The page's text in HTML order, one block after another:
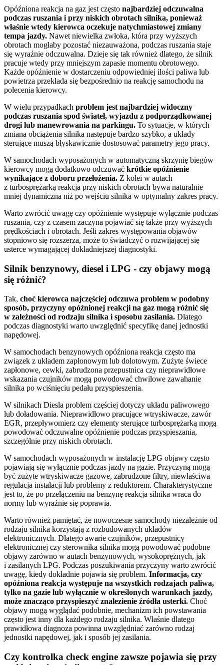
Opóźniona reakcja na gaz jest często najbardziej odczuwalna
podczas ruszania i przy niskich obrotach silnika, ponieważ
właśnie wtedy kierowca oczekuje natychmiastowej zmiany
tempa jazdy. Nawet niewielka zwłoka, która przy wyższych
obrotach mogłaby pozostać niezauważona, podczas ruszania staje
się wyraźnie odczuwalna. Dzieje się tak również dlatego, że silnik
pracuje wtedy przy mniejszym zapasie momentu obrotowego.
Każde opóźnienie w dostarczeniu odpowiedniej ilości paliwa lub
powietrza przekłada się bezpośrednio na reakcję samochodu na
polecenia kierowcy.
W wielu przypadkach problem jest najbardziej widoczny
podczas ruszania spod świateł, wyjazdu z podporządkowanej
drogi lub manewrowania na parkingu. To sytuacje, w których
zmiana obciążenia silnika następuje bardzo szybko, a układy
sterujące muszą błyskawicznie dostosować parametry jego pracy.
W samochodach wyposażonych w automatyczną skrzynię biegów
kierowcy mogą dodatkowo odczuwać krótkie opóźnienie
wynikające z doboru przełożenia. Z kolei w autach
z turbosprężarką reakcja przy niskich obrotach bywa naturalnie
mniej dynamiczna niż po wejściu silnika w optymalny zakres pracy.
Warto zwrócić uwagę czy opóźnienie występuje wyłącznie podczas
ruszania, czy z czasem zaczyna pojawiać się także przy wyższych
prędkościach i obrotach. Jeśli zakres występowania objawów
stopniowo się rozszerza, może to świadczyć o rozwijającej się
usterce wymagającej dokładniejszej diagnostyki.
Silnik benzynowy, diesel i LPG - czy objawy mogą
się różnić?
Tak, choć kierowca najczęściej odczuwa problem w podobny
sposób, przyczyny opóźnionej reakcji na gaz mogą różnić się
w zależności od rodzaju silnika i sposobu zasilania. Dlatego
podczas diagnostyki warto uwzględnić specyfikę danej jednostki
napędowej.
W samochodach benzynowych opóźniona reakcja często ma
związek z układem zapłonowym lub dolotowym. Zużyte świece
zapłonowe, cewki, zabrudzona przepustnica czy nieprawidłowe
wskazania czujników mogą powodować chwilowe zawahanie
silnika po wciśnięciu pedału przyspieszenia.
W silnikach Diesla problem częściej dotyczy układu paliwowego
lub doładowania. Nieprawidłowo pracujące wtryskiwacze, zawór
EGR, przepływomierz czy elementy sterujące turbosprężarką mogą
powodować odczuwalne opóźnienie podczas przyspieszania,
szczególnie przy niskich obrotach.
W samochodach wyposażonych w instalację LPG objawy często
pojawiają się wyłącznie podczas jazdy na gazie. Przyczyną mogą
być zużyte wtryskiwacze gazowe, zabrudzone filtry, niewłaściwa
regulacja instalacji lub problemy z reduktorem. Charakterystyczne
jest to, że po przełączeniu na benzynę reakcja silnika wraca do
normy lub wyraźnie się poprawia.
Warto również pamiętać, że nowoczesne samochody niezależnie od
rodzaju silnika korzystają z rozbudowanych układów
elektronicznych. Dlatego awarie czujników, przepustnicy
elektronicznej czy sterownika silnika mogą powodować podobne
objawy zarówno w autach benzynowych, wysokoprężnych, jak
i zasilanych LPG. Podczas poszukiwania przyczyny warto zwrócić
uwagę, kiedy dokładnie pojawia się problem. Informacja, czy
opóźniona reakcja występuje na wszystkich rodzajach paliwa,
tylko na gazie lub wyłącznie w określonych warunkach jazdy,
może znacząco przyspieszyć znalezienie źródła usterki. Choć
objawy mogą wyglądać podobnie, mechanizm ich powstawania
często jest inny dla każdego rodzaju silnika. Właśnie dlatego
prawidłowa diagnoza powinna uwzględniać zarówno rodzaj
jednostki napędowej, jak i sposób jej zasilania.
Czy kontrolka check engine zawsze pojawia się przy